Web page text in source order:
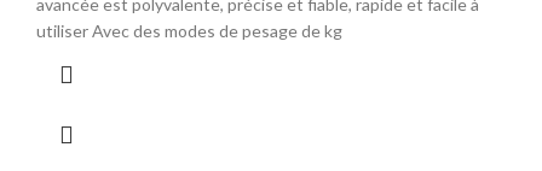
avancée est polyvalente, précise et fiable, rapide et facile à
utiliser Avec des modes de pesage de kg